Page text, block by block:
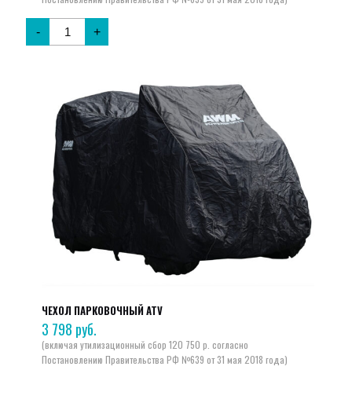
- +
ЧЕХОЛ ПАРКОВОЧНЫЙ ATV
3 798 руб.